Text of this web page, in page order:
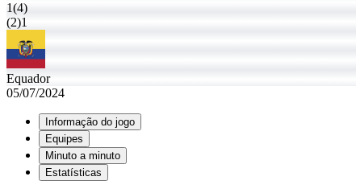
1(4)
(2)1
Equador
05/07/2024
Informação do jogo
Equipes
Minuto a minuto
Estatísticas